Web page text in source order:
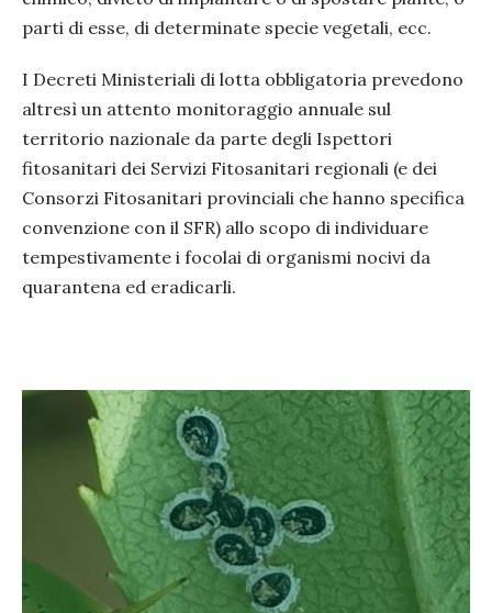
parti di esse, di determinate specie vegetali, ecc.
I Decreti Ministeriali di lotta obbligatoria prevedono
altresì un attento monitoraggio annuale sul
territorio nazionale da parte degli Ispettori
fitosanitari dei Servizi Fitosanitari regionali (e dei
Consorzi Fitosanitari provinciali che hanno specifica
convenzione con il SFR) allo scopo di individuare
tempestivamente i focolai di organismi nocivi da
quarantena ed eradicarli.